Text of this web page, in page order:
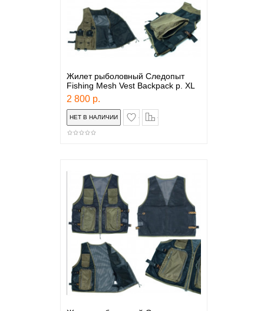
Жилет рыболовный Следопыт
Fishing Mesh Vest Backpack р. XL
2 800 р.
в закладки